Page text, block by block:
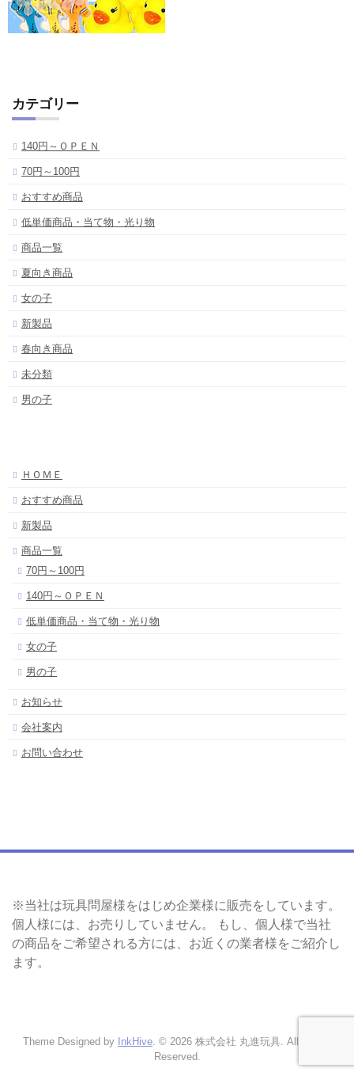
カテゴリー
140円～ＯＰＥＮ
70円～100円
おすすめ商品
低単価商品・当て物・光り物
商品一覧
夏向き商品
女の子
新製品
春向き商品
未分類
男の子
ＨＯＭＥ
おすすめ商品
新製品
商品一覧
70円～100円
140円～ＯＰＥＮ
低単価商品・当て物・光り物
女の子
男の子
お知らせ
会社案内
お問い合わせ
※当社は玩具問屋様をはじめ企業様に販売をしています。
個人様には、お売りしていません。 もし、個人様で当社
の商品をご希望される方には、お近くの業者様をご紹介し
ます。
Theme Designed by InkHive. © 2026 株式会社 丸進玩具. All Rights
Reserved.